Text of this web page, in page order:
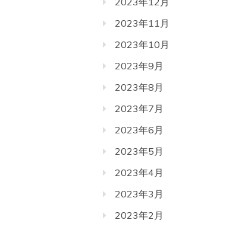
2023年11月
2023年10月
2023年9月
2023年8月
2023年7月
2023年6月
2023年5月
2023年4月
2023年3月
2023年2月